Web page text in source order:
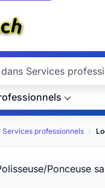
Services professionnels